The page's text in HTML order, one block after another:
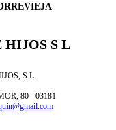
HIJOS S L
S.L.
80 - 03181